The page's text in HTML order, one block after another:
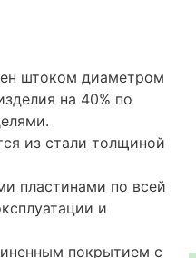
штоком диаметром
на 40% по
из стали толщиной
пластинами по всей
и
покрытием с